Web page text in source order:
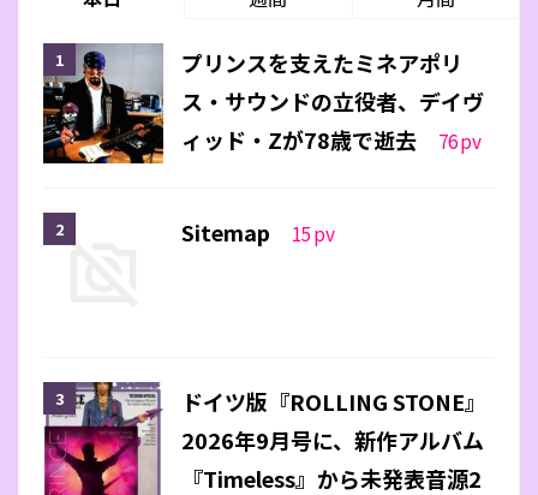
プリンスを支えたミネアポリ
ス・サウンドの立役者、デイヴ
ィッド・Zが78歳で逝去
76pv
Sitemap 15pv
ドイツ版『ROLLING STONE』
2026年9月号に、新作アルバム
『Timeless』から未発表音源2